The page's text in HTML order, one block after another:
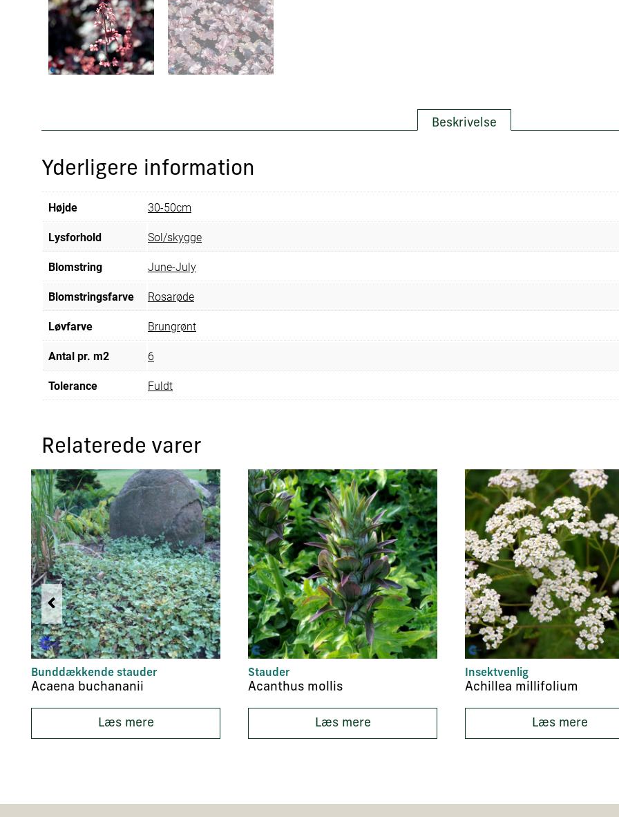
Beskrivelse
Yderligere information
Højde 30-50cm
Lysforhold Sol/skygge
Blomstring June-July
Blomstringsfarve Rosarøde
Løvfarve Brungrønt
Antal pr. m2 6
Tolerance Fuldt
Relaterede varer
Bunddækkende stauder
Acaena buchananii
Læs mere
Stauder
Acanthus mollis
Læs mere
Insektvenlig
Achillea millifolium
Læs mere